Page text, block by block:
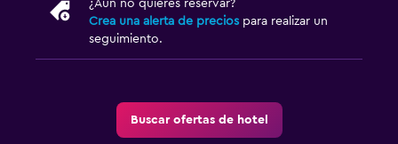
¿Aún no quieres reservar?
Crea una alerta de precios para realizar un
seguimiento.
Buscar ofertas de hotel